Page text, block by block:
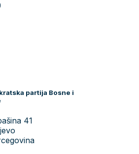
partija Bosne i
41